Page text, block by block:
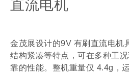
直流电机
金茂展设计的9V 有刷直流电机
结构紧凑等特点，可在多种工
靠的性能。整机重量仅 4.4g，